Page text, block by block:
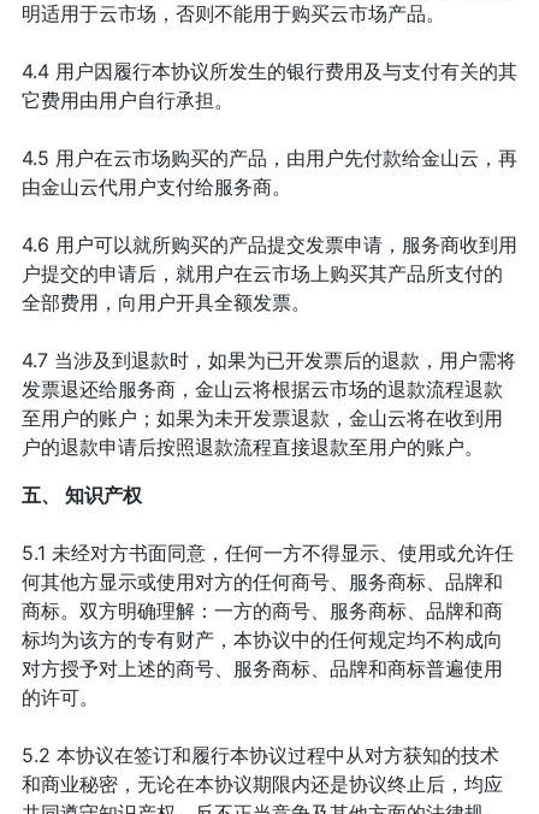
明适用于云市场，否则不能用于购买云市场产品。
4.4 用户因履行本协议所发生的银行费用及与支付有关的其
它费用由用户自行承担。
4.5 用户在云市场购买的产品，由用户先付款给金山云，再
由金山云代用户支付给服务商。
4.6 用户可以就所购买的产品提交发票申请，服务商收到用
户提交的申请后，就用户在云市场上购买其产品所支付的
全部费用，向用户开具全额发票。
4.7 当涉及到退款时，如果为已开发票后的退款，用户需将
发票退还给服务商，金山云将根据云市场的退款流程退款
至用户的账户；如果为未开发票退款，金山云将在收到用
户的退款申请后按照退款流程直接退款至用户的账户。
五、 知识产权
5.1 未经对方书面同意，任何一方不得显示、使用或允许任
何其他方显示或使用对方的任何商号、服务商标、品牌和
商标。双方明确理解：一方的商号、服务商标、品牌和商
标均为该方的专有财产，本协议中的任何规定均不构成向
对方授予对上述的商号、服务商标、品牌和商标普遍使用
的许可。
5.2 本协议在签订和履行本协议过程中从对方获知的技术
和商业秘密，无论在本协议期限内还是协议终止后，均应